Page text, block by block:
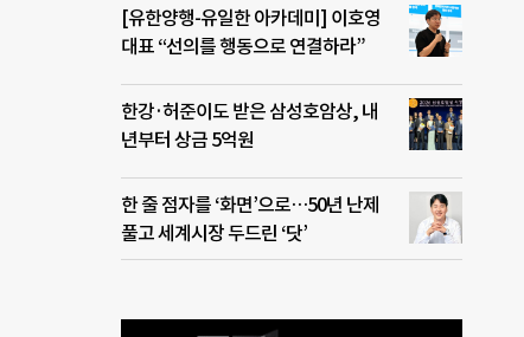
[유한양행-유일한 아카데미] 이호영
대표 “선의를 행동으로 연결하라”
한강·허준이도 받은 삼성호암상, 내
년부터 상금 5억원
한 줄 점자를 ‘화면’으로…50년 난제
풀고 세계시장 두드린 ‘닷’